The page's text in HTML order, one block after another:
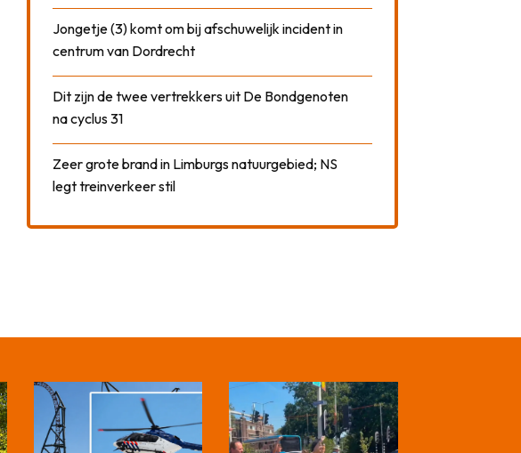
Jongetje (3) komt om bij afschuwelijk incident in
centrum van Dordrecht
Dit zijn de twee vertrekkers uit De Bondgenoten
na cyclus 31
Zeer grote brand in Limburgs natuurgebied; NS
legt treinverkeer stil